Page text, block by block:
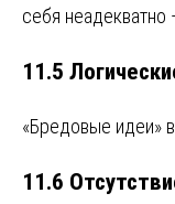
себя неадекватно
11.5
«Бредовые идеи»
11.6